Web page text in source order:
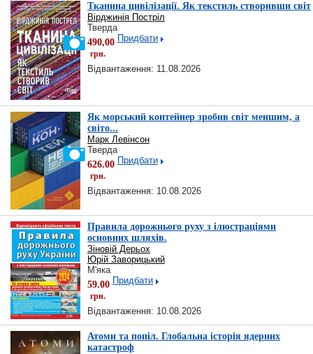
Тканина цивілізації. Як текстиль створивши світ
Вірджинія Постріл
Тверда
490,00
грн.
Придбати
Відвантаження: 11.08.2026
Як морський контейнер зробив світ меншим, а
світо...
Марк Левінсон
Тверда
626.00
грн.
Придбати
Відвантаження: 10.08.2026
Правила дорожнього руху з ілюстраціями
основних шляхів.
Зіновій Дерьох
Юрій Заворицький
М'яка
59.00
грн.
Придбати
Відвантаження: 10.08.2026
Атоми та попіл. Глобальна історія ядерних
катастроф